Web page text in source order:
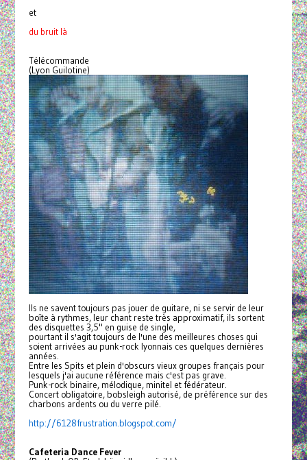
et
du bruit là
Télécommande
(Lyon Guilotine)
Ils ne savent toujours pas jouer de guitare, ni se servir de leur
boîte à rythmes, leur chant reste très approximatif, ils sortent
des disquettes 3,5" en guise de single,
pourtant il s'agit toujours de l'une des meilleures choses qui
soient arrivées au punk-rock lyonnais ces quelques dernières
années.
Entre les Spits et plein d'obscurs vieux groupes français pour
lesquels j'ai aucune référence mais c'est pas grave.
Punk-rock binaire, mélodique, minitel et fédérateur.
Concert obligatoire, bobsleigh autorisé, de préférence sur des
charbons ardents ou du verre pilé.
http://6128frustration.blogspot.com/
Cafeteria Dance Fever